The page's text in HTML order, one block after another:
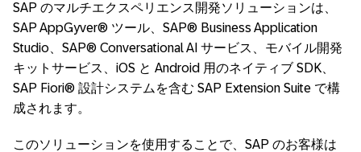
SAP のマルチエクスペリエンス開発ソリューションは、
SAP AppGyver® ツール、SAP® Business Application
Studio、SAP® Conversational AI サービス、モバイル開発
キットサービス、iOS と Android 用のネイティブ SDK、
SAP Fiori® 設計システムを含む SAP Extension Suite で構
成されます。
このソリューションを使用することで、SAP のお客様は